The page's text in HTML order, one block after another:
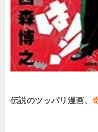
伝説のツッパリ漫画、